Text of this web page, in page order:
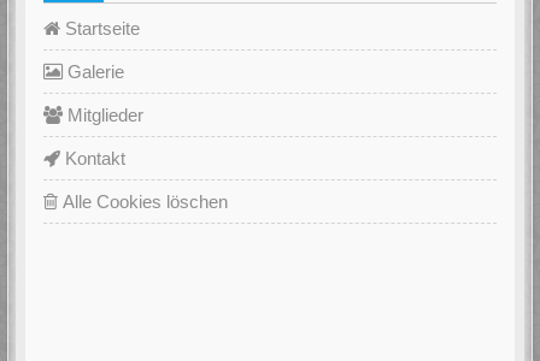
Startseite
Galerie
Mitglieder
Kontakt
Alle Cookies löschen